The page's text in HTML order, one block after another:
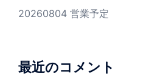
20260804 営業予定
最近のコメント